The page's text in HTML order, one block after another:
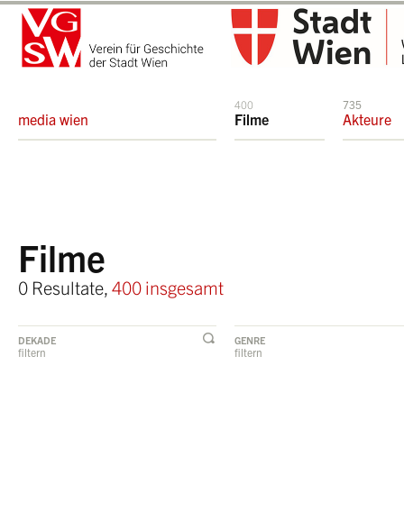
media wien
400
Filme
735
Akteure
Filme
0 Resultate, 400 insgesamt
DEKADE
filtern
GENRE
filtern